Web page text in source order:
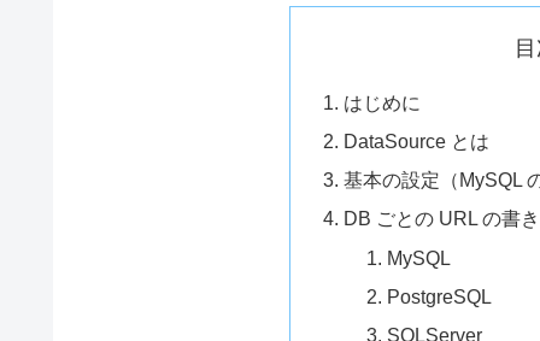
はじめに
DataSource とは
基本の設定（MySQL
DB ごとの URL の書
MySQL
PostgreSQL
SQLServer